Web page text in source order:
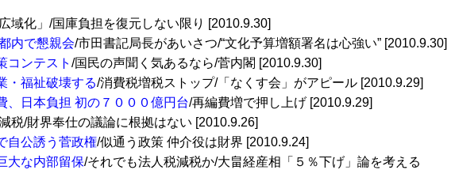
域化」/国庫負担を復元しない限り [2010.9.30]
内で懇親会/市田書記局長があいさつ/“文化予算増額署名は心強い” [2010.9.30]
コンテスト /国民の声聞く気あるなら/菅内閣 [2010.9.30]
・福祉破壊する/消費税増税ストップ/「なくす会」がアピール [2010.9.29]
、日本負担 初の７０００億円台/再編費増で押し上げ [2010.9.29]
税/財界奉仕の議論に根拠はない [2010.9.26]
自公誘う菅政権/似通う政策 仲介役は財界 [2010.9.24]
な内部留保/それでも法人税減税か/大畠経産相「５％下げ」論を考える